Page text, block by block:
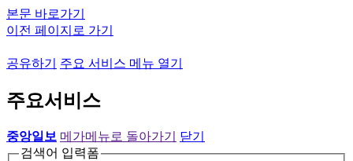
본문 바로가기
이전 페이지로 가기
공유하기 주요 서비스 메뉴 열기
주요서비스
중앙일보 메가메뉴로 돌아가기
닫기
검색어 입력폼